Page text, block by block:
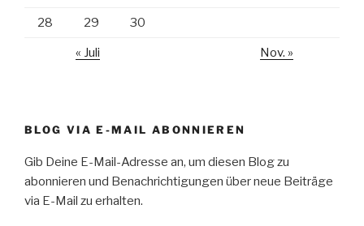
28 29 30
« Juli Nov. »
BLOG VIA E-MAIL ABONNIEREN
Gib Deine E-Mail-Adresse an, um diesen Blog zu
abonnieren und Benachrichtigungen über neue Beiträge
via E-Mail zu erhalten.